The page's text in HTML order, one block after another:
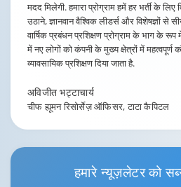
मदद मिलेगी. हमारा प्रोग्राम हमें हर भर्ती के
उठाने, ज्ञानवान वैश्विक लीडर्स और विशेषज्ञों से
वार्षिक प्रबंधन प्रशिक्षण प्रोग्राम के भाग के
में नए लोगों को कंपनी के मुख्य क्षेत्रों में
व्यावसायिक प्रशिक्षण दिया जाता है.
अविजीत भट्टाचार्य
चीफ ह्यूमन रिसोर्सेज़ ऑफिसर, टाटा कैपिटल
हमारेन्यूज़लेटरको